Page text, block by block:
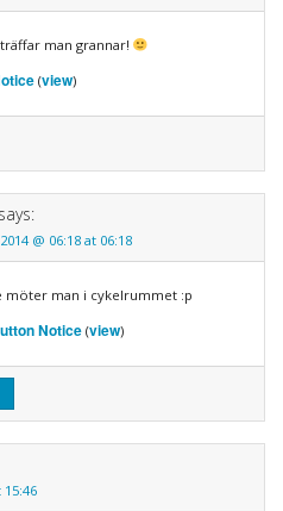
träffar man grannar!
(view)
says:
@ 06:18 at 06:18
möter man i cykelrummet :p
Notice(view)
15:46